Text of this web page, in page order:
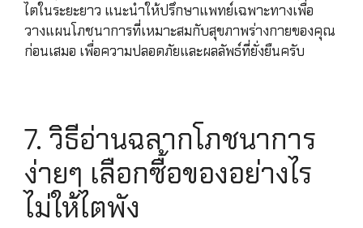
ไตในระยะยาว แนะนำให้ปรึกษาแพทย์เฉพาะทางเพื่อ
วางแผนโภชนาการที่เหมาะสมกับสุขภาพร่างกายของคุณ
ก่อนเสมอ เพื่อความปลอดภัยและผลลัพธ์ที่ยั่งยืนครับ
7. วิธีอ่านฉลากโภชนาการ
ง่ายๆ เลือกซื้อของอย่างไร
ไม่ให้ไตพัง